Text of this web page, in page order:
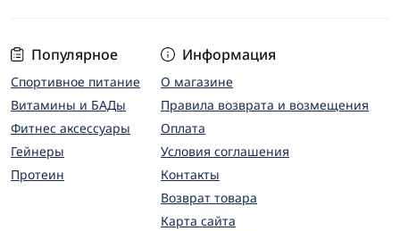
Популярное
Спортивное питание
Витамины и БАДы
Фитнес аксессуары
Гейнеры
Протеин
Информация
О магазине
Правила возврата и возмещения
Оплата
Условия соглашения
Контакты
Возврат товара
Карта сайта